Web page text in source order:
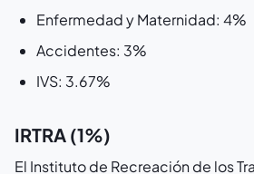
Enfermedad y Maternidad: 4%
Accidentes: 3%
IVS: 3.67%
IRTRA (1%)
El Instituto de Recreación de los